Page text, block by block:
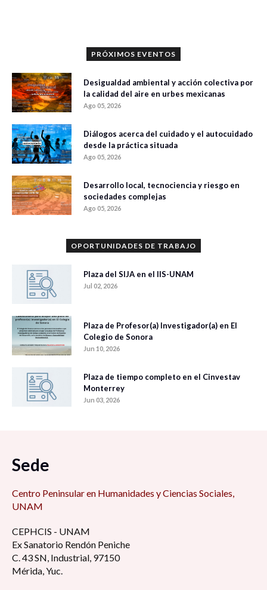
PRÓXIMOS EVENTOS
Desigualdad ambiental y acción colectiva por
la calidad del aire en urbes mexicanas
Ago 05, 2026
Diálogos acerca del cuidado y el autocuidado
desde la práctica situada
Ago 05, 2026
Desarrollo local, tecnociencia y riesgo en
sociedades complejas
Ago 05, 2026
OPORTUNIDADES DE TRABAJO
Plaza del SIJA en el IIS-UNAM
Jul 02, 2026
Plaza de Profesor(a) Investigador(a) en El
Colegio de Sonora
Jun 10, 2026
Plaza de tiempo completo en el Cinvestav
Monterrey
Jun 03, 2026
Sede
Centro Peninsular en Humanidades y Ciencias Sociales,
UNAM
CEPHCIS - UNAM
Ex Sanatorio Rendón Peniche
C. 43 SN, Industrial, 97150
Mérida, Yuc.